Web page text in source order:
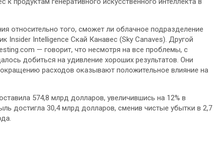
относительно того, сможет ли облачное подразделение
Insider Intelligence Скай Канавес (Sky Canaves). Другой
— говорит, что несмотря на все проблемы, с
добиться на удивление хороших результатов. Они
расходов оказывают положительное влияние на
574,8 млрд долларов, увеличившись на 12% в
достигла 30,4 млрд долларов, сменив чистые убытки в 2,7